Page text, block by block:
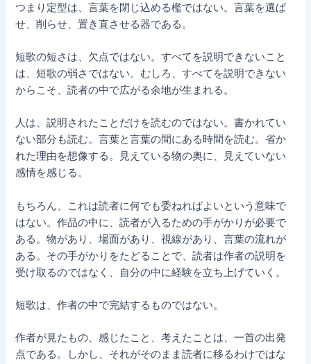
つまり定型は、言葉を閉じ込める檻ではない。言葉を選ば
せ、削らせ、置き直させる器である。
短歌の短さは、欠点ではない。すべてを説明できないこと
は、短歌の弱さではない。むしろ、すべてを説明できない
からこそ、読者の中で広がる余地が生まれる。
人は、説明されたことだけを読むのではない。書かれてい
ない部分も読む。言葉と言葉の間にある時間を読む。省か
れた理由を想像する。見えている物の奥に、見えていない
感情を感じる。
もちろん、これは読者に何でも委ねればよいという意味で
はない。作品の中に、読者が入るための手がかりが必要で
ある。物があり、場面があり、視線があり、言葉の流れが
ある。その手がかりをたどることで、読者は作者の説明を
受け取るのではなく、自分の中に経験を立ち上げていく。
短歌は、作者の中で完結するものではない。
作者が見たもの、感じたこと、考えたことは、一首の出発
点である。しかし、それがそのまま読者に移るわけではな